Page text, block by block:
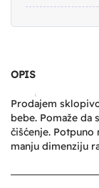
OPIS
Prodajem
bebe. Pomaže da
čišćenje.
manju dimenziju